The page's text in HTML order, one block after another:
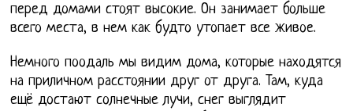
перед домами стоят высокие. Он занимает больше
всего места, в нем как будто утопает все живое.
Немного поодаль мы видим дома, которые находятся
на приличном расстоянии друг от друга. Там, куда
ещё достают солнечные лучи, снег выглядит